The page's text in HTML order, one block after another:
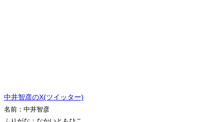
中井智彦のX(ツイッター)
名前：中井智彦